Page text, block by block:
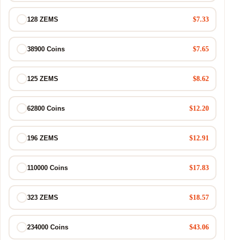
128 ZEMS $7.33
38900 Coins $7.65
125 ZEMS $8.62
62800 Coins $12.20
196 ZEMS $12.91
110000 Coins $17.83
323 ZEMS $18.57
234000 Coins $43.06